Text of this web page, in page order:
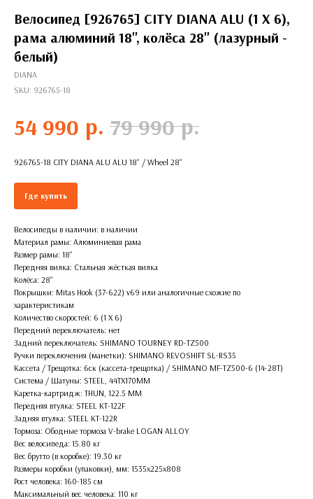
Велосипед [926765] CITY DIANA ALU (1 X 6),
рама алюминий 18'', колёса 28'' (лазурный -
белый)
DIANA
SKU: 926765-18
54 990 р. 79 990 р.
926765-18 CITY DIANA ALU ALU 18'' / Wheel 28''
Где купить
Велосипеды в наличии: в наличии
Материал рамы: Алюминиевая рама
Размер рамы: 18''
Передняя вилка: Стальная жёсткая вилка
Колёса: 28''
Покрышки: Mitas Hook (37-622) v69 или аналогичные схожие по
характеристикам
Количество скоростей: 6 (1 X 6)
Передний переключатель: нет
Задний переключатель: SHIMANO TOURNEY RD-TZ500
Ручки переключения (манетки): SHIMANO REVOSHIFT SL-RS35
Кассета / Трещотка: 6ск (кассета-трещотка) / SHIMANO MF-TZ500-6 (14-28T)
Система / Шатуны: STEEL, 44TX170MM
Каретка-картридж: THUN, 122.5 MM
Передняя втулка: STEEL KT-122F
Задняя втулка: STEEL KT-122R
Тормоза: Ободные тормоза V-brake LOGAN ALLOY
Вес велосипеда: 15.80 кг
Вес брутто (в коробке): 19.30 кг
Размеры коробки (упаковки), мм: 1535x225x808
Рост человека: 160-185 см
Максимальный вес человека: 110 кг